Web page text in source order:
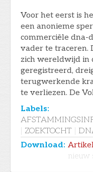
Voor het eerst is
een anonieme
commerciële dna-
vader te traceren.
zich wereldwijd in
geregistreerd,
terugwerkende
te verliezen. De
Labels:
ZOEKTOCHT
Download:
nieuw